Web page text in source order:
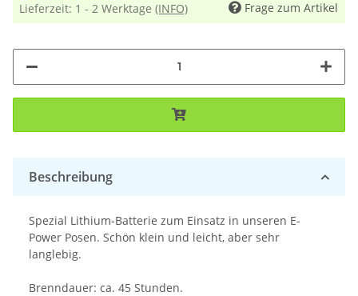
Lieferzeit: 1 - 2 Werktage (INFO) Frage zum Artikel
Beschreibung
Spezial Lithium-Batterie zum Einsatz in unseren E-
Power Posen. Schön klein und leicht, aber sehr
langlebig.
Brenndauer: ca. 45 Stunden.